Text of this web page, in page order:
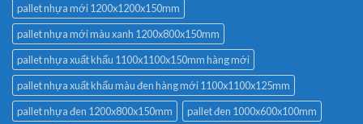
pallet nhựa mới 1200x1200x150mm
pallet nhựa mới màu xanh 1200x800x150mm
pallet nhựa xuất khẩu 1100x1100x150mm hàng mới
pallet nhựa xuất khẩu màu đen hàng mới 1100x1100x125mm
pallet nhựa đen 1200x800x150mm
pallet đen 1000x600x100mm